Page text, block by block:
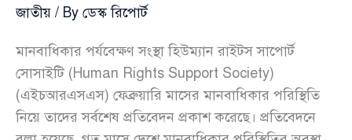
জাতীয় / By ডেস্ক রিপোর্ট
মানবাধিকার পর্যবেক্ষণ সংস্থা হিউম্যান রাইটস সাপোর্ট
সোসাইটি (Human Rights Support Society)
(এইচআরএসএস) ফেব্রুয়ারি মাসের মানবাধিকার পরিস্থিতি
নিয়ে তাদের সর্বশেষ প্রতিবেদন প্রকাশ করেছে। প্রতিবেদনে